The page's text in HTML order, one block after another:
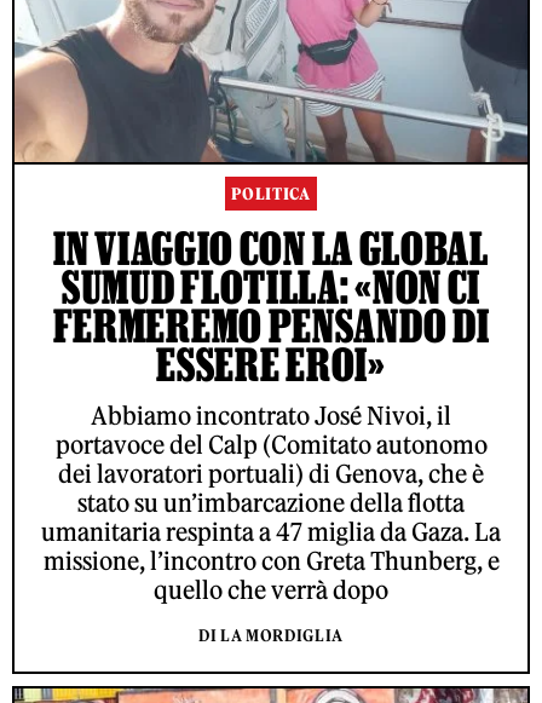
POLITICA
IN VIAGGIO CON LA GLOBAL
SUMUD FLOTILLA: «NON CI
FERMEREMO PENSANDO DI
ESSERE EROI»
Abbiamo incontrato José Nivoi, il
portavoce del Calp (Comitato autonomo
dei lavoratori portuali) di Genova, che è
stato su un’imbarcazione della flotta
umanitaria respinta a 47 miglia da Gaza. La
missione, l’incontro con Greta Thunberg, e
quello che verrà dopo
DI LA MORDIGLIA